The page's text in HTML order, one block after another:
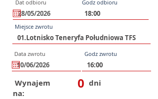
Dat odbioru Godz odbioru
Miejsce zwrotu
Data zwrotu Godz zwrotu
Wynajem
na:
0 dni